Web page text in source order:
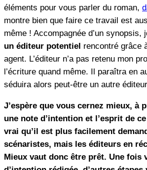
éléments pour vous parler du roman,
montre bien que faire ce travail est
même ! Accompagnée d’un synopsis,
un éditeur potentiel rencontré grâce
agent. L’éditeur n’a pas retenu mon
l’écriture quand même. Il paraîtra en
séduira alors peut-être un autre
J’espère que vous cernez mieux, à
une note d’intention et l’esprit de
vrai qu’il est plus facilement
scénaristes, mais les éditeurs en
Mieux vaut donc être prêt. Une fois